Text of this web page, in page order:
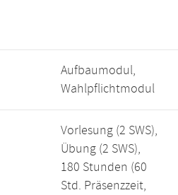
Aufbaumodul,
Wahlpflichtmodul
Vorlesung (2 SWS),
Übung (2 SWS),
180 Stunden (60
Std. Präsenzzeit,